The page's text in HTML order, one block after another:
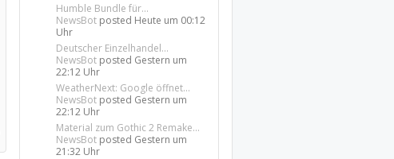
Humble Bundle für...
NewsBot posted Heute um 00:12
Uhr
Deutscher Einzelhandel...
NewsBot posted Gestern um
22:12 Uhr
WeatherNext: Google öffnet...
NewsBot posted Gestern um
22:12 Uhr
Material zum Gothic 2 Remake...
NewsBot posted Gestern um
21:32 Uhr